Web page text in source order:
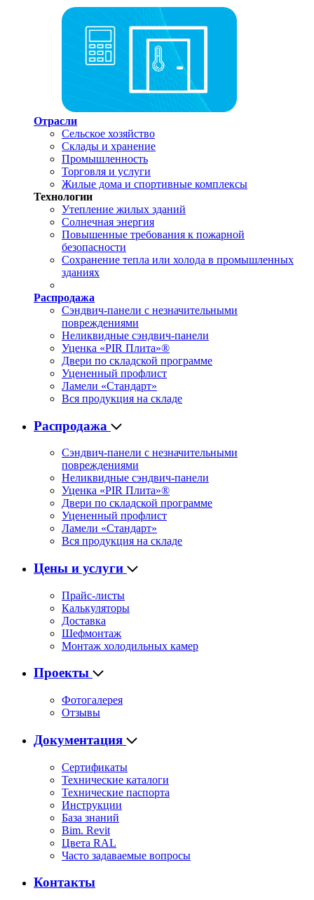
Отрасли
Сельское хозяйство
Склады и хранение
Промышленность
Торговля и услуги
Жилые дома и спортивные комплексы
Технологии
Утепление жилых зданий
Солнечная энергия
Повышенные требования к пожарной
безопасности
Сохранение тепла или холода в промышленных
зданиях
Распродажа
Сэндвич-панели с незначительными
повреждениями
Неликвидные сэндвич-панели
Уценка «PIR Плита»®
Двери по складской программе
Уцененный профлист
Ламели «Стандарт»
Вся продукция на складе
Распродажа
Сэндвич-панели с незначительными
повреждениями
Неликвидные сэндвич-панели
Уценка «PIR Плита»®
Двери по складской программе
Уцененный профлист
Ламели «Стандарт»
Вся продукция на складе
Цены и услуги
Прайс-листы
Калькуляторы
Доставка
Шефмонтаж
Монтаж холодильных камер
Проекты
Фотогалерея
Отзывы
Документация
Сертификаты
Технические каталоги
Технические паспорта
Инструкции
База знаний
Bim. Revit
Цвета RAL
Часто задаваемые вопросы
Контакты